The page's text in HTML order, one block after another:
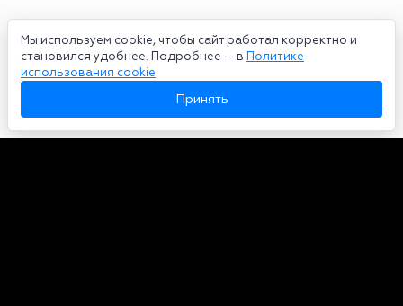
Мы используем cookie, чтобы сайт работал корректно и
становился удобнее. Подробнее — в Политике
использования cookie.
Принять